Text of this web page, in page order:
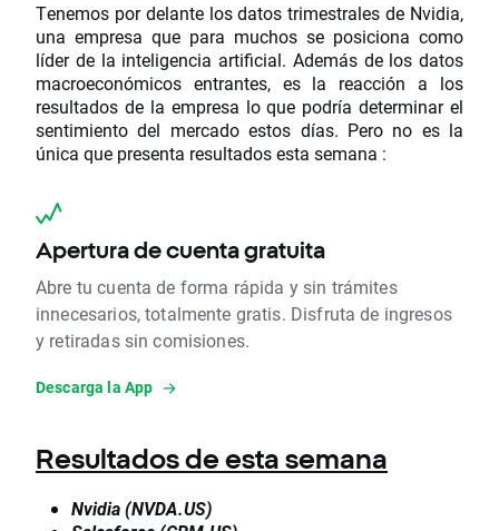
Tenemos por delante los datos trimestrales de Nvidia,
una empresa que para muchos se posiciona como
líder de la inteligencia artificial. Además de los datos
macroeconómicos entrantes, es la reacción a los
resultados de la empresa lo que podría determinar el
sentimiento del mercado estos días. Pero no es la
única que presenta resultados esta semana :
Apertura de cuenta gratuita
Abre tu cuenta de forma rápida y sin trámites
innecesarios, totalmente gratis. Disfruta de ingresos
y retiradas sin comisiones.
Descarga la App
Resultados de esta semana
Nvidia (NVDA.US)